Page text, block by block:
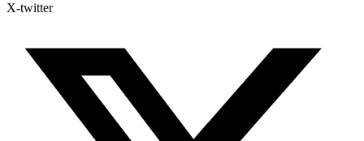
X-twitter